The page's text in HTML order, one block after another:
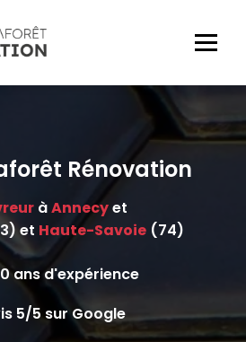
Rénovation
àAnnecyet
et Haute-Savoie (74)
ans d'expérience
5/5 sur Google